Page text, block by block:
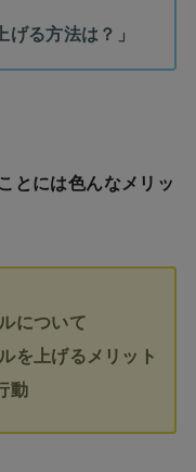
げる方法は？」
とには色んなメリッ
について
を上げるメリット
動